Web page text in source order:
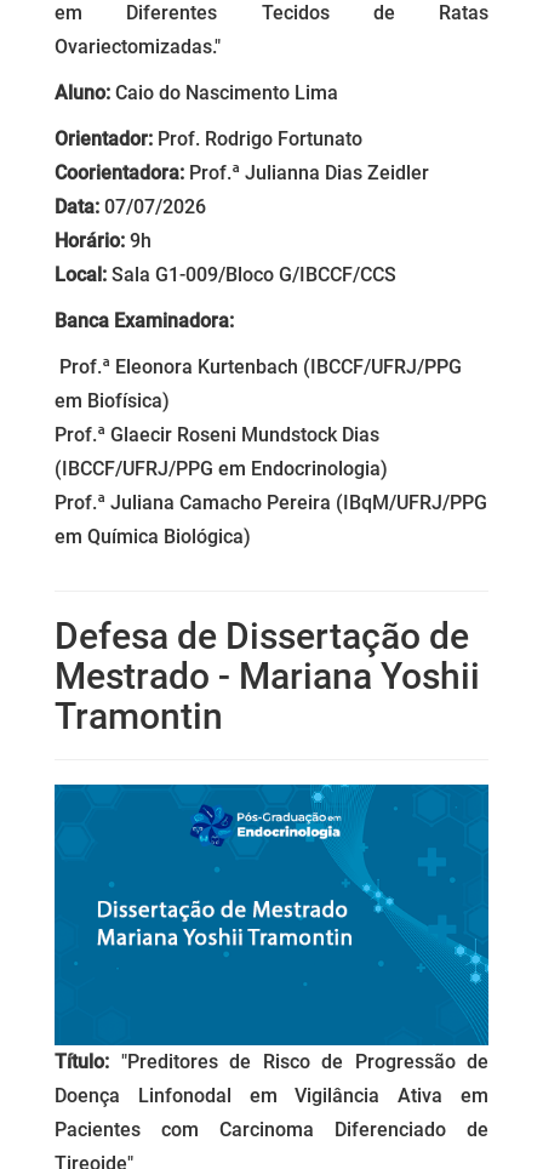
em Diferentes Tecidos de Ratas
Ovariectomizadas."
Aluno: Caio do Nascimento Lima
Orientador: Prof. Rodrigo Fortunato
Coorientadora: Prof.ª Julianna Dias Zeidler
Data: 07/07/2026
Horário: 9h
Local: Sala G1-009/Bloco G/IBCCF/CCS
Banca Examinadora:
Prof.ª Eleonora Kurtenbach (IBCCF/UFRJ/PPG
em Biofísica)
Prof.ª Glaecir Roseni Mundstock Dias
(IBCCF/UFRJ/PPG em Endocrinologia)
Prof.ª Juliana Camacho Pereira (IBqM/UFRJ/PPG
em Química Biológica)
Defesa de Dissertação de
Mestrado - Mariana Yoshii
Tramontin
Título: "Preditores de Risco de Progressão de
Doença Linfonodal em Vigilância Ativa em
Pacientes com Carcinoma Diferenciado de
Tireoide"